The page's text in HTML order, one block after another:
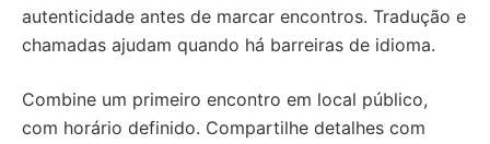
autenticidade antes de marcar encontros. Tradução e
chamadas ajudam quando há barreiras de idioma.
Combine um primeiro encontro em local público,
com horário definido. Compartilhe detalhes com